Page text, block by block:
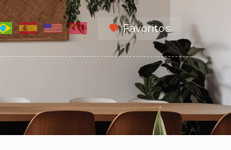
Favoritos